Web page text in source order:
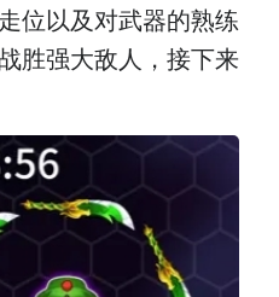
位以及对武器的熟练
胜强大敌人，接下来